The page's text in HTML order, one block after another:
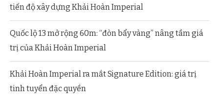
tiến độ xây dựng Khải Hoàn Imperial
Quốc lộ 13 mở rộng 60m: “đòn bẩy vàng” nâng tầm giá
trị của Khải Hoàn Imperial
Khải Hoàn Imperial ra mắt Signature Edition: giá trị
tinh tuyển đặc quyền